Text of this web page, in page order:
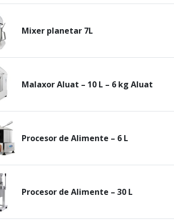
Mixer planetar 7L
Malaxor Aluat – 10 L – 6 kg Aluat
Procesor de Alimente – 6 L
Procesor de Alimente – 30 L